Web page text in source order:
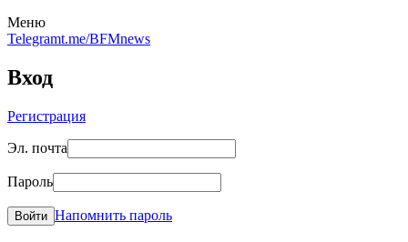
Меню
Telegramt.me/BFMnews
Вход
Регистрация
Эл. почта
Пароль
Войти Напомнить пароль